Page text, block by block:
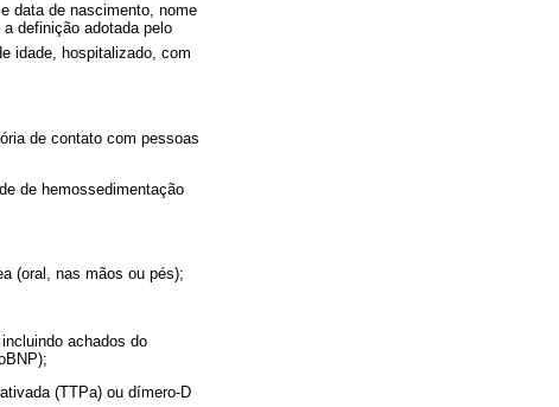
data de nascimento, nome
definição adotada pelo
idade, hospitalizado, com
de contato com pessoas
de hemossedimentação
(oral, nas mãos ou pés);
achados do
(TTPa) ou dímero-D